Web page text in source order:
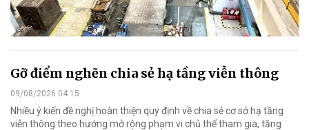
Gỡ điểm nghẽn chia sẻ hạ tầng viễn thông
09/08/2026 04:15
Nhiều ý kiến đề nghị hoàn thiện quy định về chia sẻ cơ sở hạ tầng
viễn thông theo hướng mở rộng phạm vi chủ thể tham gia, tăng